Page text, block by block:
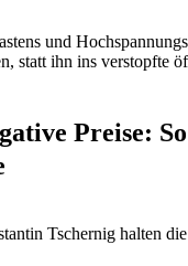
Preise: